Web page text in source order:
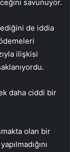
savunuyor.
de iddia
ilişkisi
daha ciddi bir
olan bir